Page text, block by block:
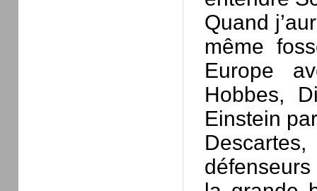
Quand
même
Europe
Hobbes,
Einstein